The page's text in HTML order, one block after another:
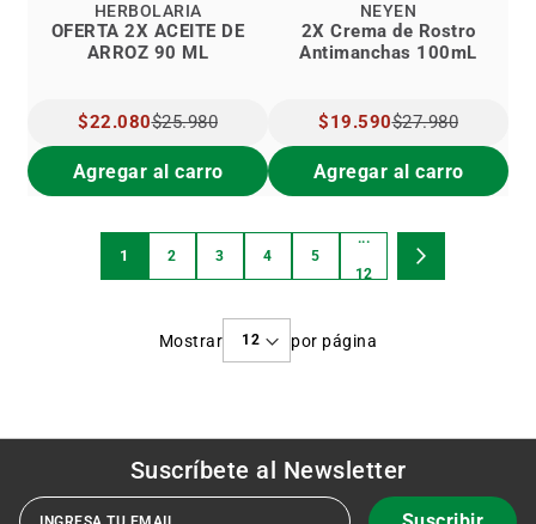
OFERTA 2X ACEITE DE
ARROZ 90 ML
HERBOLARIA
PRECIO
ESPECIAL
$22.080$25.980
Agregar al carro
2X Crema de Rostro
Antimanchas 100mL
NEYEN
PRECIO
ESPECIAL
$19.590$27.980
Agregar al carro
1
2
3
4
Página
5
Página
...
12
Mostrar por página
Suscríbete al Newsletter